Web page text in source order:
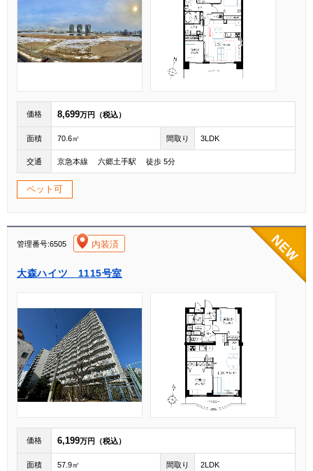
価格 8,699万円（税込）
面積 70.6㎡ 間取り 3LDK
交通 京急本線 六郷土手駅 徒歩 5分
ペット可
管理番号:6505 内装済
大森ハイツ 1115号室
価格 6,199万円（税込）
面積 57.9㎡ 間取り 2LDK
[004]